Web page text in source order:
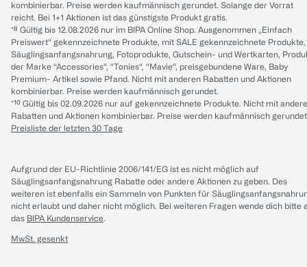
kombinierbar. Preise werden kaufmännisch gerundet. Solange der Vorrat
reicht. Bei 1+1 Aktionen ist das günstigste Produkt gratis.
*⁸ Gültig bis 12.08.2026 nur im BIPA Online Shop. Ausgenommen „Einfach
Preiswert“ gekennzeichnete Produkte, mit SALE gekennzeichnete Produkte,
Säuglingsanfangsnahrung, Fotoprodukte, Gutschein- und Wertkarten,
der Marke “Accessories“, “Tonies“, “Mavie“, preisgebundene Ware, Baby
Premium- Artikel sowie Pfand. Nicht mit anderen Rabatten und Aktionen
kombinierbar. Preise werden kaufmännisch gerundet.
*¹⁰ Gültig bis 02.09.2026 nur auf gekennzeichnete Produkte. Nicht mit
Rabatten und Aktionen kombinierbar. Preise werden kaufmännisch
Preisliste der letzten 30 Tage
Aufgrund der EU-Richtlinie 2006/141/EG ist es nicht möglich auf
Säuglingsanfangsnahrung Rabatte oder andere Aktionen zu geben. Des
weiteren ist ebenfalls ein Sammeln von Punkten für
nicht erlaubt und daher nicht möglich. Bei weiteren Fragen wende dich bitte
das BIPA Kundenservice.
MwSt. gesenkt